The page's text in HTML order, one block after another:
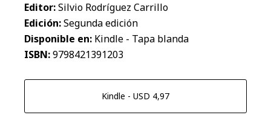
Editor:Silvio Rodríguez Carrillo
Edición:Segunda edición
Disponible en: Kindle - Tapa blanda
ISBN:9798421391203
Kindle - USD 4,97